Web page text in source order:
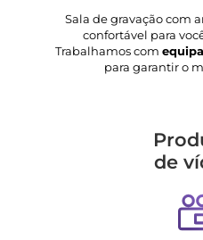
Sala de gravação com
confortável para
Trabalhamos com
para garantir o
de